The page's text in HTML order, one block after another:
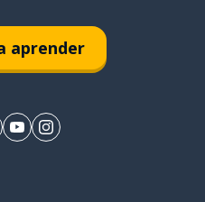
aprender